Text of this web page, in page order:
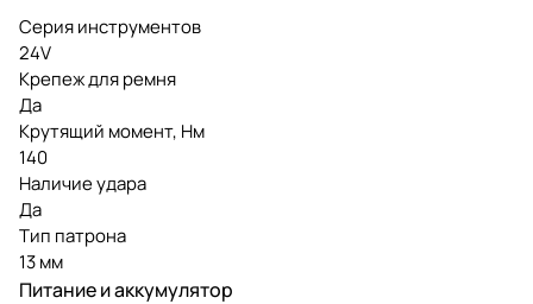
Серия инструментов
24V
Крепеж для ремня
Да
Крутящий момент, Нм
140
Наличие удара
Да
Тип патрона
13 мм
Питание и аккумулятор